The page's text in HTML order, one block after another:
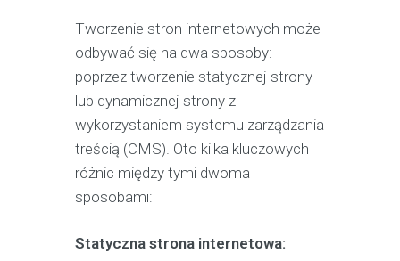
Tworzenie stron internetowych może
odbywać się na dwa sposoby:
poprzez tworzenie statycznej strony
lub dynamicznej strony z
wykorzystaniem systemu zarządzania
treścią (CMS). Oto kilka kluczowych
różnic między tymi dwoma
sposobami:
Statyczna strona internetowa: